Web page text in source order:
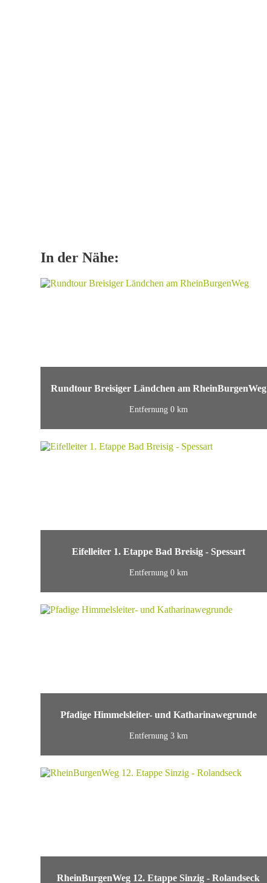
In der Nähe:
Rundtour Breisiger Ländchen am RheinBurgenWeg
Entfernung 0 km
Eifelleiter 1. Etappe Bad Breisig - Spessart
Entfernung 0 km
Pfadige Himmelsleiter- und Katharinawegrunde
Entfernung 3 km
RheinBurgenWeg 12. Etappe Sinzig - Rolandseck